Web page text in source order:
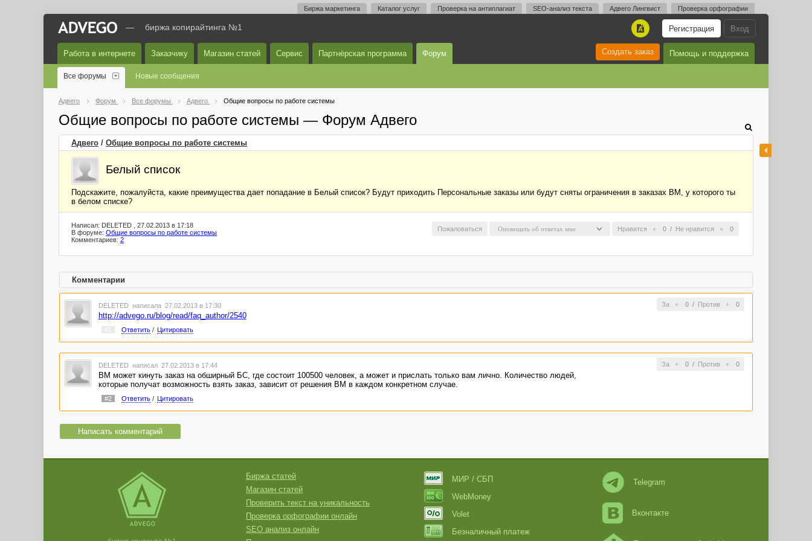
Биржа маркетинга Каталог услуг Проверка на антиплагиат SEO-анализ текста Адвего Лингвист Проверка орфографии
Вход
Регистрация
A
— биржа копирайтинга №1
Работа в интернете Заказчику Магазин статей Сервис Партнёрская программа Форум Помощь и поддержка
Создать заказ
Все форумы Новые сообщения
Адвего Форум Все форумы Адвего Общие вопросы по работе системы
Общие вопросы по работе системы — Форум Адвего
Адвего / Общие вопросы по работе системы
Белый список
Подскажите, пожалуйста, какие преимущества дает попадание в Белый список? Будут приходить Персональные заказы или будут сняты ограничения в заказах ВМ, у которого ты
в белом списке?
Нравится 0 / Не нравится 0
Пожаловаться
Написал: DELETED , 27.02.2013 в 17:18
В форуме: Общие вопросы по работе системы
Комментариев: 2
Комментарии
За 0/ Против 0
DELETED написала 27.02.2013 в 17:30
http://advego.ru/blog/read/faq_author/2540
Ответить/ Цитировать
За 0/ Против 0
DELETED написал 27.02.2013 в 17:44
ВМ может кинуть заказ на обширный БС, где состоит 100500 человек, а может и прислать только вам лично. Количество людей,
которые получат возможность взять заказ, зависит от решения ВМ в каждом конкретном случае.
#2 Ответить/ Цитировать
Написать комментарий
Биржа статей
Магазин статей
Проверить текст на уникальность
Проверка орфографии онлайн
SEO анализ онлайн
МИР / СБП
WebMoney
Volet
Безналичный платеж
Telegram
Вконтакте